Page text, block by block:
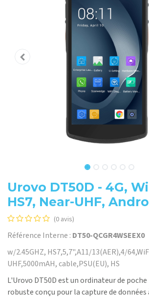
Urovo DT50D - 4G,
HS7, Near-UHF,
(0 avis)
Référence Interne : DT50-QCGR4WSEEX0
w/2.45GHZ, HS7,5,7",A11/13(AER),4/
UHF,5000mAH, cable,PSU(EU), HS
L'Urovo DT50D est un ordinateur de
robuste conçu pour la capture de